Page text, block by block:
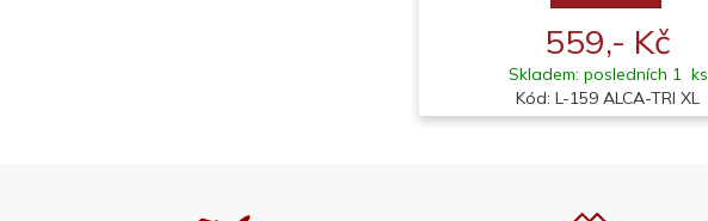
559,- Kč
Skladem: posledních 1 ks
Kód: L-159 ALCA-TRI XL